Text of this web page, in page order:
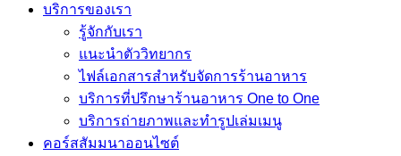
บริการของเรา
รู้จักกับเรา
แนะนำตัววิทยากร
ไฟล์เอกสารสำหรับจัดการร้านอาหาร
บริการที่ปรึกษาร้านอาหาร One to One
บริการถ่ายภาพและทำรูปเล่มเมนู
คอร์สสัมมนาออนไซต์